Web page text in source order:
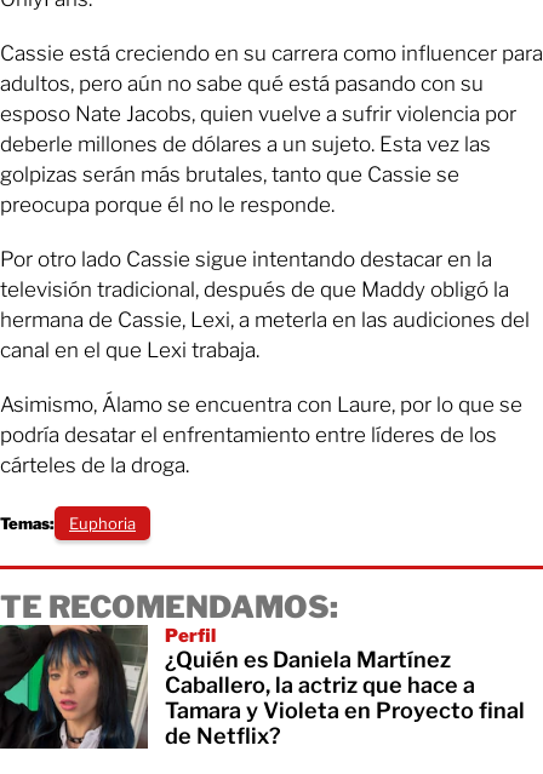
Cassie está creciendo en su carrera como influencer para
adultos, pero aún no sabe qué está pasando con su
esposo Nate Jacobs, quien vuelve a sufrir violencia por
deberle millones de dólares a un sujeto. Esta vez las
golpizas serán más brutales, tanto que Cassie se
preocupa porque él no le responde.
Por otro lado Cassie sigue intentando destacar en la
televisión tradicional, después de que Maddy obligó la
hermana de Cassie, Lexi, a meterla en las audiciones del
canal en el que Lexi trabaja.
Asimismo, Álamo se encuentra con Laure, por lo que se
podría desatar el enfrentamiento entre líderes de los
cárteles de la droga.
Temas: Euphoria
TE RECOMENDAMOS:
Perfil
¿Quién es Daniela Martínez
Caballero, la actriz que hace a
Tamara y Violeta en Proyecto final
de Netflix?